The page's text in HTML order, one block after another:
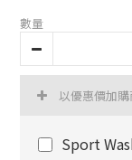
數量
以優惠價加購
Sport